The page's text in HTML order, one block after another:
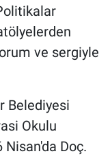
ve sergiyle
Belediyesi
Okulu
Doç.